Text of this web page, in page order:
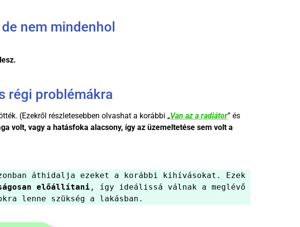
nem mindenhol
régi problémákra
(Ezekről részletesebben olvashat a korábbi „Van az a radiátor” és
volt, vagy a hatásfoka alacsony, így az üzemeltetése sem volt a
áthidalja ezeket a korábbi kihívásokat. Ezek
előállítani , így ideálissá válnak a meglévő
lenne szükség a lakásban.